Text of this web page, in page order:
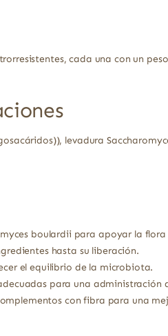
cada una con un
levadura
boulardii para apoyar la
hasta su liberación.
el equilibrio de la microbiota.
para una administración
con fibra para una